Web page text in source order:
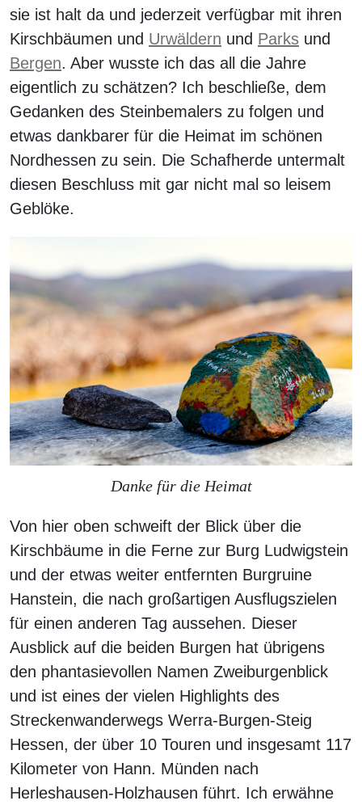
sie ist halt da und jederzeit verfügbar mit ihren
Kirschbäumen und Urwäldern und Parks und
Bergen. Aber wusste ich das all die Jahre
eigentlich zu schätzen? Ich beschließe, dem
Gedanken des Steinbemalers zu folgen und
etwas dankbarer für die Heimat im schönen
Nordhessen zu sein. Die Schafherde untermalt
diesen Beschluss mit gar nicht mal so leisem
Geblöke.
Danke für die Heimat
Von hier oben schweift der Blick über die
Kirschbäume in die Ferne zur Burg Ludwigstein
und der etwas weiter entfernten Burgruine
Hanstein, die nach großartigen Ausflugszielen
für einen anderen Tag aussehen. Dieser
Ausblick auf die beiden Burgen hat übrigens
den phantasievollen Namen Zweiburgenblick
und ist eines der vielen Highlights des
Streckenwanderwegs Werra-Burgen-Steig
Hessen, der über 10 Touren und insgesamt 117
Kilometer von Hann. Münden nach
Herleshausen-Holzhausen führt. Ich erwähne